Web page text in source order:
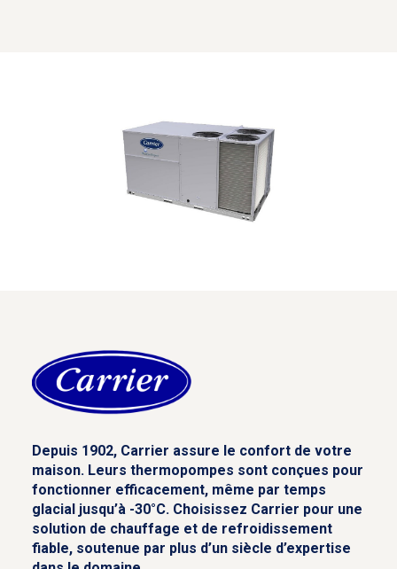
Depuis 1902, Carrier assure le confort de votre
maison. Leurs thermopompes sont conçues pour
fonctionner efficacement, même par temps
glacial jusqu’à -30°C. Choisissez Carrier pour une
solution de chauffage et de refroidissement
fiable, soutenue par plus d’un siècle d’expertise